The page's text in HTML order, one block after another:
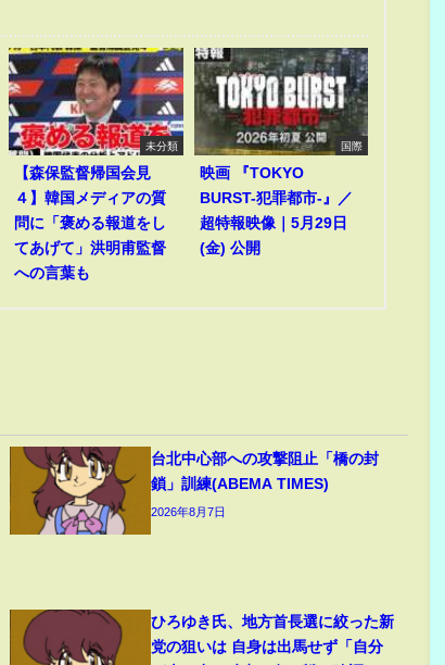
未分類
【森保監督帰国会見
４】韓国メディアの質
問に「褒める報道をし
てあげて」洪明甫監督
への言葉も
国際
映画 『TOKYO
BURST-犯罪都市-』／
超特報映像｜5月29日
(金) 公開
台北中心部への攻撃阻止「橋の封
鎖」訓練(ABEMA TIMES)
2026年8月7日
ひろゆき氏、地方首長選に絞った新
党の狙いは 自身は出馬せず「自分